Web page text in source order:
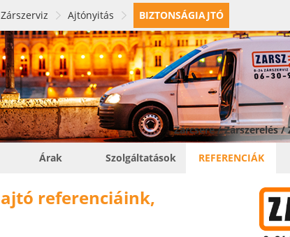
Ajtónyitás BIZTONSÁGIAJTÓ
Zárcsere / Zárszerelés
Árak Szolgáltatások REFERENCIÁK
referenciáink,